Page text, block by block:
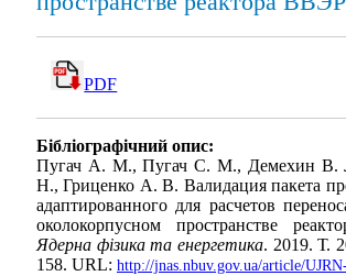
PDF
Бібліографічний опис:
Пугач А. М., Пугач С. М., Демехин В.
Н., Гриценко А. В. Валидация пакета
адаптированного для расчетов
околокорпусном пространстве
Ядерна фізика та енергетика. 2019. Т.
158. URL: http://jnas.nbuv.gov.ua/article/